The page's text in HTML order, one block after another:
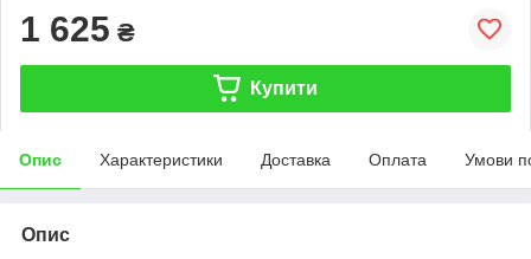
1 625 ₴
Купити
Опис Характеристики Доставка Оплата Умови
Опис